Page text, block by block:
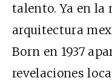
talento. Ya en la
arquitectura
Born en 1937
revelaciones